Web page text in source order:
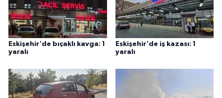
Eskişehir'de bıçaklı kavga: 1
yaralı
Eskişehir'de iş kazası: 1
yaralı